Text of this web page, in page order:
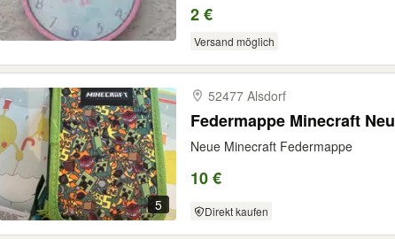
2 €
Versand möglich
5
52477 Alsdorf
Federmappe Minecraft Neu
Neue Minecraft Federmappe
10 €
Direkt kaufen